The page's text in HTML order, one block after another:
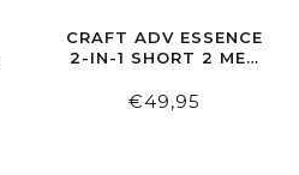
CRAFT ADV ESSENCE
2-IN-1 SHORT 2 MEN
€49,95